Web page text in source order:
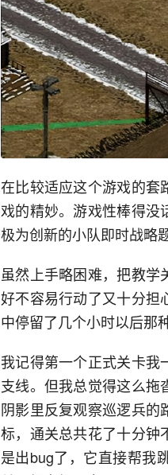
在比较适应这个游戏的套
戏的精妙。游戏性棒得没
极为创新的小队即时战略
虽然上手略困难，把教学
好不容易行动了又十分担
中停留了几个小时以后那
我记得第一个正式关卡我
支线。但我总觉得这么拖
阴影里反复观察巡逻兵的
标，通关总共花了十分钟
是出bug了，它直接帮我